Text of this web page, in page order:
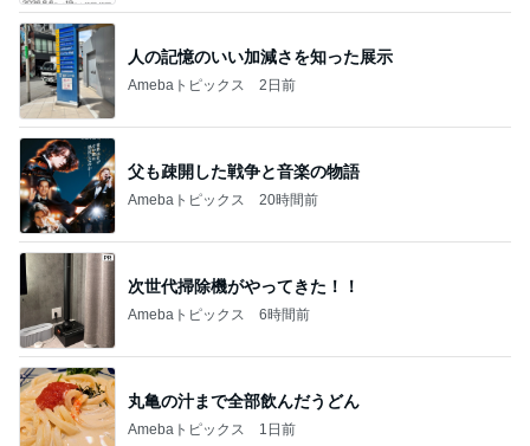
人の記憶のいい加減さを知った展示
Amebaトピックス 2日前
父も疎開した戦争と音楽の物語
Amebaトピックス 20時間前
次世代掃除機がやってきた！！
Amebaトピックス 6時間前
丸亀の汁まで全部飲んだうどん
Amebaトピックス 1日前